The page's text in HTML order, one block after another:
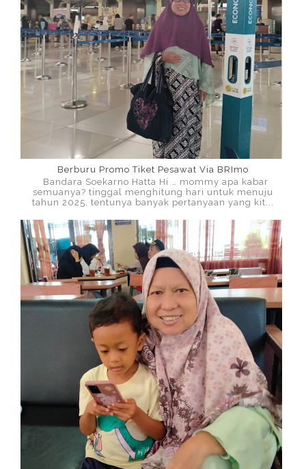
Berburu Promo Tiket Pesawat Via BRImo
Bandara Soekarno Hatta Hi … mommy apa kabar
semuanya? tinggal menghitung hari untuk menuju
tahun 2025, tentunya banyak pertanyaan yang kit...